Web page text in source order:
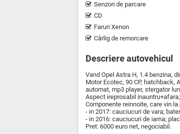
Senzori de parcare
CD
Faruri Xenon
Cârlig de remorcare
Descriere autovehicul
Vand Opel Astra H, 1.4 benzina,
Motor Ecotec, 90 CP, hatchback,
automat, mp3 player, stergator
Aspect ireprosabil
Componente reinnoite, care vin la
- in 2017: cauciucuri de vara;
- in 2016: cauciucuri de iarna;
Pret: 6000 euro net, negociabil.